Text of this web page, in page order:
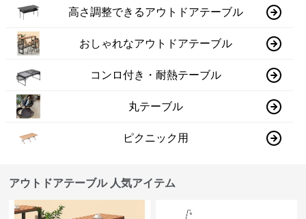
高さ調整できるアウトドアテーブル
おしゃれなアウトドアテーブル
コンロ付き・耐熱テーブル
丸テーブル
ピクニック用
アウトドアテーブル 人気アイテム